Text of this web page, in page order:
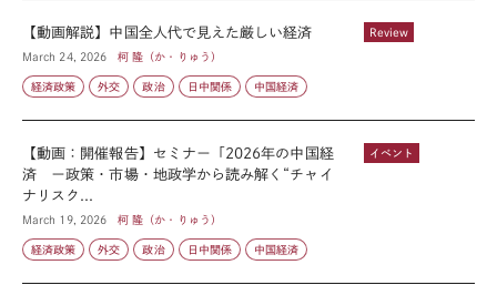
Review
【動画解説】中国全人代で見えた厳しい経済
March 24, 2026 柯 隆（か・りゅう）
経済政策 外交 政治 日中関係 中国経済
イベント
【動画：開催報告】セミナー「2026年の中国経
済 ー政策・市場・地政学から読み解く“チャイ
ナリスク...
March 19, 2026 柯 隆（か・りゅう）
経済政策 外交 政治 日中関係 中国経済